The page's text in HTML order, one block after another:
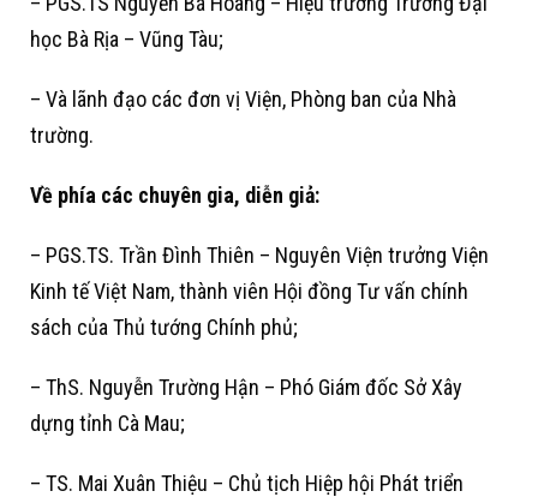
học Bà Rịa – Vũng Tàu;
– Và lãnh đạo các đơn vị Viện, Phòng ban của Nhà
trường.
Về phía các chuyên gia, diễn giả:
– PGS.TS. Trần Đình Thiên – Nguyên Viện trưởng Viện
Kinh tế Việt Nam, thành viên Hội đồng Tư vấn chính
sách của Thủ tướng Chính phủ;
– ThS. Nguyễn Trường Hận – Phó Giám đốc Sở Xây
dựng tỉnh Cà Mau;
– TS. Mai Xuân Thiệu – Chủ tịch Hiệp hội Phát triển